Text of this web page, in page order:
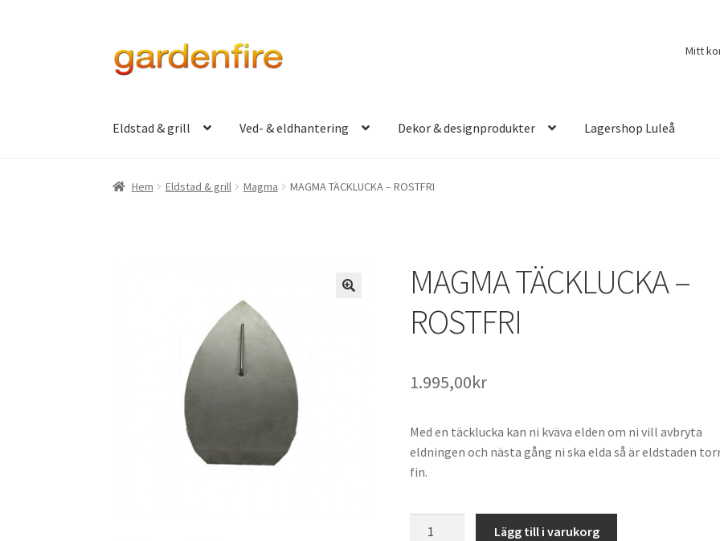
till
till
Mitt
Eldstad & grill Ved- & eldhantering Dekor & designprodukter Lagershop Luleå
Hem Eldstad & grill Magma MAGMA TÄCKLUCKA – ROSTFRI
MAGMA TÄCKLUCKA –
ROSTFRI
1.995,00kr
Med en täcklucka kan ni kväva elden om ni vill avbryta
eldningen och nästa gång ni ska elda så är eldstaden
fin.
Lägg till i varukorg